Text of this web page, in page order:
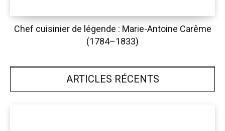
Chef cuisinier de légende : Marie-Antoine Carême
(1784–1833)
ARTICLES RÉCENTS